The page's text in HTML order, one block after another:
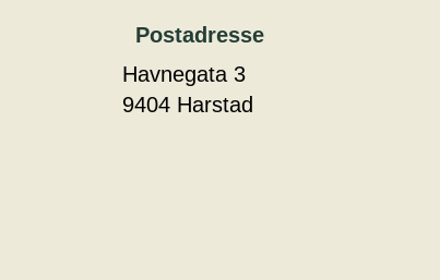
Postadresse
Havnegata 3
9404 Harstad